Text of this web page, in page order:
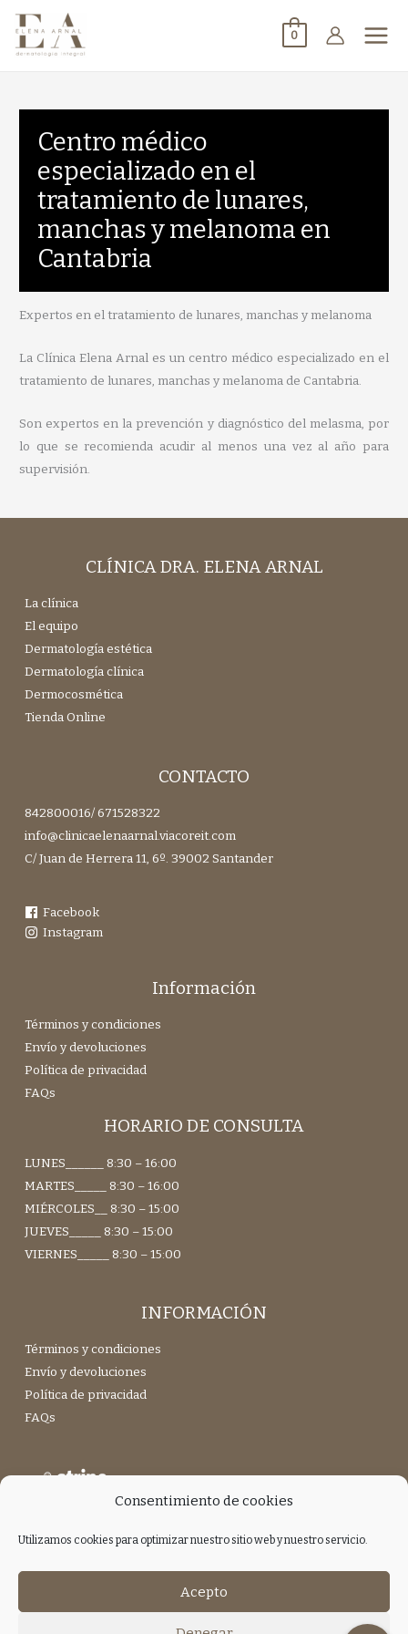
Consentimiento de cookies
Utilizamos cookies para optimizar nuestro sitio web y nuestro servicio.
Acepto
0
Centro médico
especializado en el
tratamiento de lunares,
manchas y melanoma en
Cantabria
Expertos en el tratamiento de lunares, manchas y melanoma
La Clínica Elena Arnal es un centro médico especializado en el
tratamiento de lunares, manchas y melanoma de Cantabria.
Son expertos en la prevención y diagnóstico del melasma, por
lo que se recomienda acudir al menos una vez al año para
supervisión.
CLÍNICA DRA. ELENA ARNAL
La clínica
El equipo
Dermatología estética
Dermatología clínica
Dermocosmética
Tienda Online
CONTACTO
842800016/ 671528322
info@clinicaelenaarnal.viacoreit.com
C/ Juan de Herrera 11, 6º. 39002 Santander
Facebook
Instagram
Información
Términos y condiciones
Envío y devoluciones
Política de privacidad
FAQs
HORARIO DE CONSULTA
LUNES______ 8:30 – 16:00
MARTES_____ 8:30 – 16:00
MIÉRCOLES__ 8:30 – 15:00
JUEVES_____ 8:30 – 15:00
VIERNES_____ 8:30 – 15:00
INFORMACIÓN
Términos y condiciones
Envío y devoluciones
Política de privacidad
FAQs